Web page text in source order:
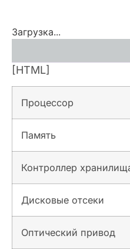
Загрузка...
[HTML]
Процессор
Память
Контроллер
Дисковые отсеки
Оптический привод